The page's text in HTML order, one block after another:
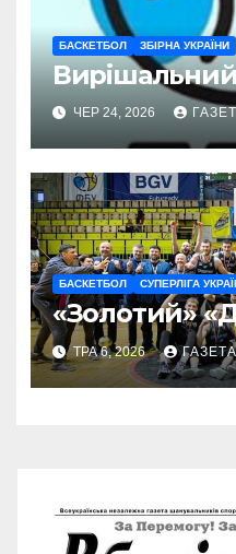
БАСКЕТБОЛ ЗБІРНА УКРАЇНИ
ЧЕР 24, 2026
БАСКЕТБОЛ СУПЕРЛІГА
«Золотий»
ТРА 6, 2026